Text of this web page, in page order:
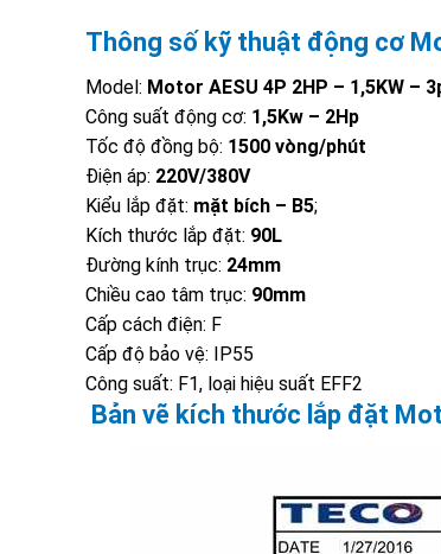
Thông số kỹ thuật động cơ
Model: Motor AESU 4P 2HP – 1,5KW –
Công suất động cơ: 1,5Kw – 2Hp
Tốc độ đồng bộ: 1500 vòng/phút
Điện áp: 220V/380V
Kiểu lắp đặt: mặt bích – B5;
Kích thước lắp đặt: 90L
Đường kính trục: 24mm
Chiều cao tâm trục: 90mm
Cấp cách điện: F
Cấp độ bảo vệ: IP55
Công suất: F1, loại hiệu suất EFF2
Bản vẽ kích thước lắp đặt